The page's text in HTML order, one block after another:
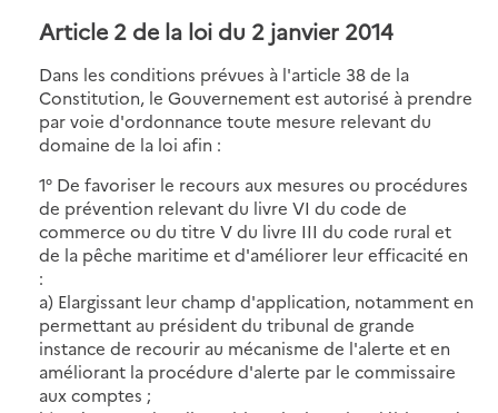
Article 2 de la loi du 2 janvier 2014
Dans les conditions prévues à l'article 38 de la
Constitution, le Gouvernement est autorisé à prendre
par voie d'ordonnance toute mesure relevant du
domaine de la loi afin :
1° De favoriser le recours aux mesures ou procédures
de prévention relevant du livre VI du code de
commerce ou du titre V du livre III du code rural et
de la pêche maritime et d'améliorer leur efficacité en
:
a) Elargissant leur champ d'application, notamment en
permettant au président du tribunal de grande
instance de recourir au mécanisme de l'alerte et en
améliorant la procédure d'alerte par le commissaire
aux comptes ;